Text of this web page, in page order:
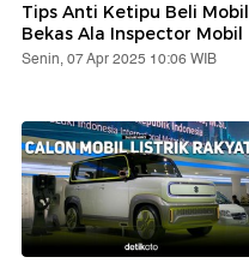
Tips Anti Ketipu Beli Mobil
Bekas Ala Inspector Mobil
Senin, 07 Apr 2025 10:06 WIB